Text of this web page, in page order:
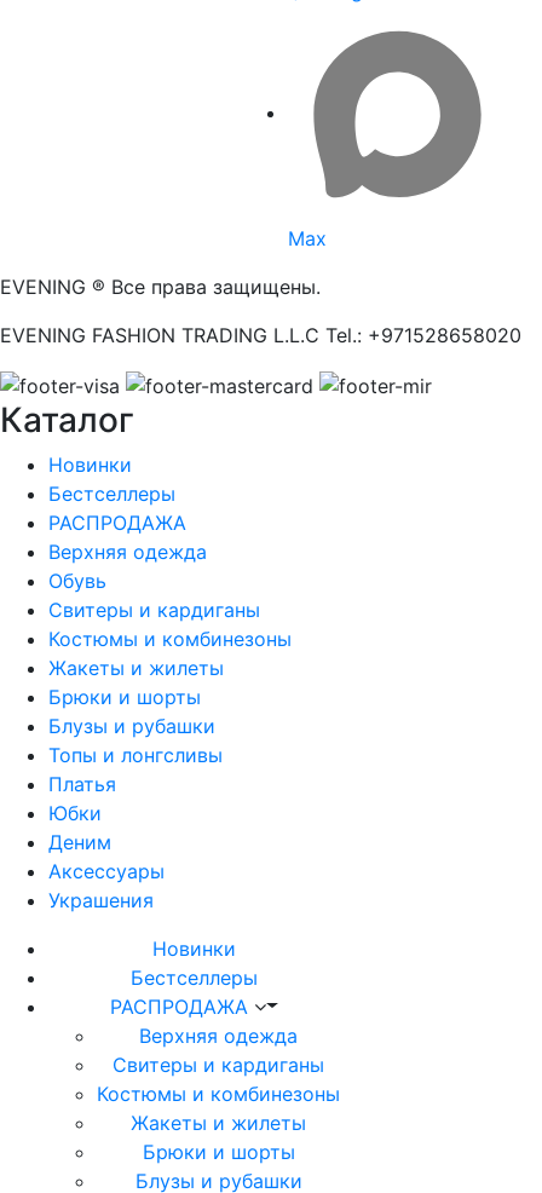
Max
EVENING ® Все права защищены.
EVENING FASHION TRADING L.L.C Tel.: +971528658020
Каталог
Новинки
Бестселлеры
РАСПРОДАЖА
Верхняя одежда
Обувь
Свитеры и кардиганы
Костюмы и комбинезоны
Жакеты и жилеты
Брюки и шорты
Блузы и рубашки
Топы и лонгсливы
Платья
Юбки
Деним
Аксессуары
Украшения
Новинки
Бестселлеры
РАСПРОДАЖА
Верхняя одежда
Свитеры и кардиганы
Костюмы и комбинезоны
Жакеты и жилеты
Брюки и шорты
Блузы и рубашки